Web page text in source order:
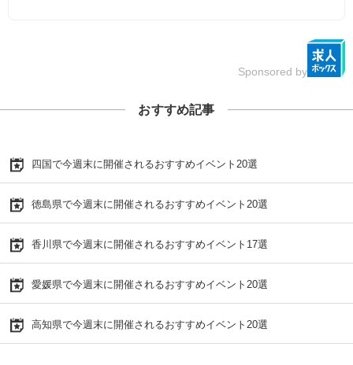
Sponsored by
おすすめ記事
四国で今週末に開催されるおすすめイベント20選
徳島県で今週末に開催されるおすすめイベント20選
香川県で今週末に開催されるおすすめイベント17選
愛媛県で今週末に開催されるおすすめイベント20選
高知県で今週末に開催されるおすすめイベント20選